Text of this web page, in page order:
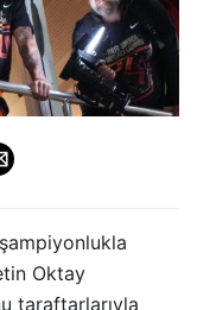
Oktay
taraftarlarıyla